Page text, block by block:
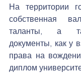
На территории
собственная
таланты, а
документы, как у
права на
диплом